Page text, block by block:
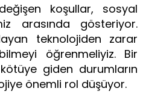
koşullar, sosyal
arasında gösteriyor.
teknolojiden zarar
öğrenmeliyiz. Bir
giden durumların
önemli rol düşüyor.